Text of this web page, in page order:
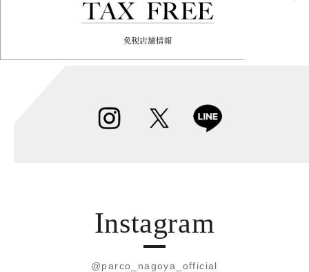
Instagram
@parco_nagoya_official